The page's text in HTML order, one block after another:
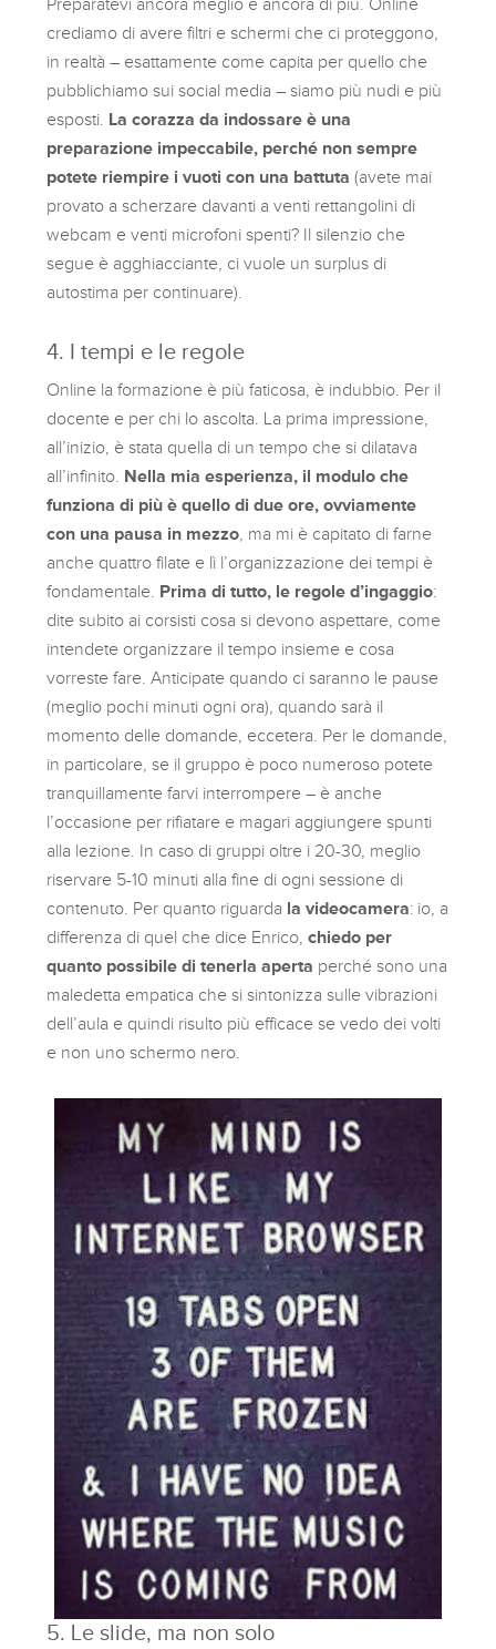
Preparatevi ancora meglio e ancora di più. Online
crediamo di avere filtri e schermi che ci proteggono,
in realtà – esattamente come capita per quello che
pubblichiamo sui social media – siamo più nudi e più
esposti. La corazza da indossare è una
preparazione impeccabile, perché non sempre
potete riempire i vuoti con una battuta (avete mai
provato a scherzare davanti a venti rettangolini di
webcam e venti microfoni spenti? Il silenzio che
segue è agghiacciante, ci vuole un surplus di
autostima per continuare).
4. I tempi e le regole
Online la formazione è più faticosa, è indubbio. Per il
docente e per chi lo ascolta. La prima impressione,
all’inizio, è stata quella di un tempo che si dilatava
all’infinito. Nella mia esperienza, il modulo che
funziona di più è quello di due ore, ovviamente
con una pausa in mezzo , ma mi è capitato di farne
anche quattro filate e lì l’organizzazione dei tempi è
fondamentale. Prima di tutto, le regole d’ingaggio:
dite subito ai corsisti cosa si devono aspettare, come
intendete organizzare il tempo insieme e cosa
vorreste fare. Anticipate quando ci saranno le pause
(meglio pochi minuti ogni ora), quando sarà il
momento delle domande, eccetera. Per le domande,
in particolare, se il gruppo è poco numeroso potete
tranquillamente farvi interrompere – è anche
l’occasione per rifiatare e magari aggiungere spunti
alla lezione. In caso di gruppi oltre i 20-30, meglio
riservare 5-10 minuti alla fine di ogni sessione di
contenuto. Per quanto riguarda la videocamera: io, a
differenza di quel che dice Enrico,chiedo per
quanto possibile di tenerla aperta perché sono una
maledetta empatica che si sintonizza sulle vibrazioni
dell’aula e quindi risulto più efficace se vedo dei volti
e non uno schermo nero.
5. Le slide, ma non solo